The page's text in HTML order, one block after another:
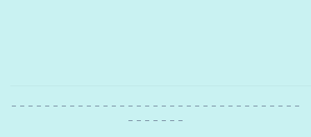
– – – – – – – – – – – – – – – – – – – – – – – – – – – – – – – – – – –
– – – – – – –